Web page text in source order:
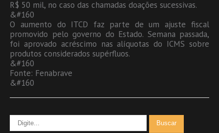
R$ 50 mil, no caso das chamadas doações sucessivas.
&#160
O aumento do ITCD faz parte de um ajuste fiscal
promovido pelo governo do Estado. Semana passada,
foi aprovado acréscimo nas alíquotas do ICMS sobre
produtos considerados supérfluos.
&#160
Fonte: Fenabrave
&#160